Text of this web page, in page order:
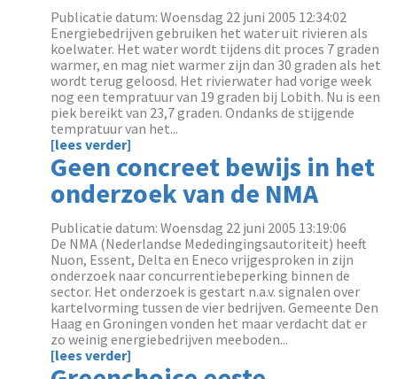
Publicatie datum: Woensdag 22 juni 2005 12:34:02
Energiebedrijven gebruiken het water uit rivieren als
koelwater. Het water wordt tijdens dit proces 7 graden
warmer, en mag niet warmer zijn dan 30 graden als het
wordt terug geloosd. Het rivierwater had vorige week
nog een tempratuur van 19 graden bij Lobith. Nu is een
piek bereikt van 23,7 graden. Ondanks de stijgende
tempratuur van het...
[lees verder]
Geen concreet bewijs in het
onderzoek van de NMA
Publicatie datum: Woensdag 22 juni 2005 13:19:06
De NMA (Nederlandse Mededingingsautoriteit) heeft
Nuon, Essent, Delta en Eneco vrijgesproken in zijn
onderzoek naar concurrentiebeperking binnen de
sector. Het onderzoek is gestart n.a.v. signalen over
kartelvorming tussen de vier bedrijven. Gemeente Den
Haag en Groningen vonden het maar verdacht dat er
zo weinig energiebedrijven meeboden...
[lees verder]